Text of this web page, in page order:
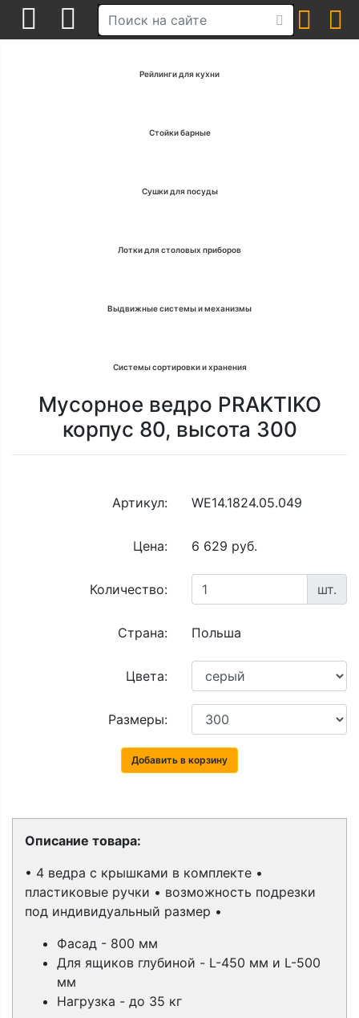
Рейлинги для кухни
Стойки барные
Сушки для посуды
Лотки для столовых приборов
Выдвижные системы и механизмы
Системы сортировки и хранения
Мусорное ведро PRAKTIKO
корпус 80, высота 300
Артикул: WE14.1824.05.049
Цена: 6 629 руб.
Количество: шт.
Страна: Польша
Цвета:
Размеры:
Добавить в корзину
Описание товара:
• 4 ведра с крышками в комплекте •
пластиковые ручки • возможность подрезки
под индивидуальный размер •
Фасад - 800 мм
Для ящиков глубиной - L-450 мм и L-500
мм
Нагрузка - до 35 кг